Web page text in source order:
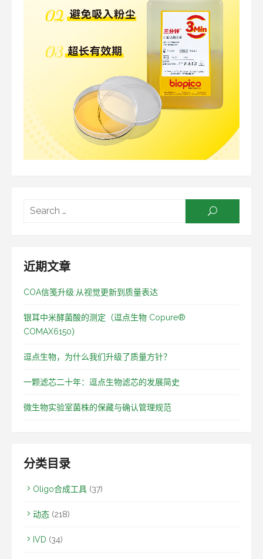
近期文章
COA信笺升级:从视觉更新到质量表达
银耳中米酵菌酸的测定（逗点生物 Copure®
COMAX6150）
逗点生物，为什么我们升级了质量方针？
一颗滤芯二十年：逗点生物滤芯的发展简史
微生物实验室菌株的保藏与确认管理规范
分类目录
Oligo合成工具 (37)
动态 (218)
IVD (34)